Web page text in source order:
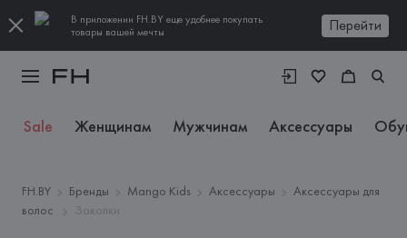
В приложении FH.BY еще удобнее покупать
товары вашей мечты
Перейти
Sale Женщинам Мужчинам Аксессуары
FH.BY Бренды Mango Kids Аксессуары
Аксессуары для
волос
Заколки